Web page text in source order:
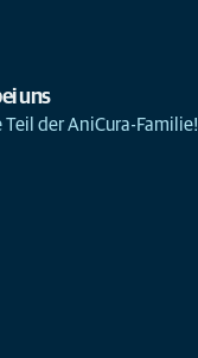
uns
Teil der AniCura-Familie!